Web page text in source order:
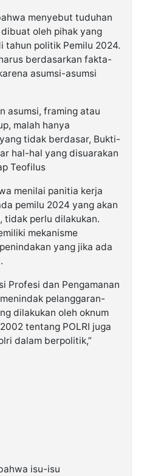
menyebut tuduhan
oleh pihak yang
tahun politik Pemilu 2024.
berdasarkan fakta-
asumsi-asumsi
asumsi, framing atau
malah hanya
tidak berdasar, Bukti-
hal-hal yang disuarakan
Teofilus
menilai panitia kerja
pemilu 2024 yang akan
tidak perlu dilakukan.
mekanisme
yang jika ada
Profesi dan Pengamanan
pelanggaran-
dilakukan oleh oknum
tentang POLRI juga
dalam berpolitik,”
isu-isu